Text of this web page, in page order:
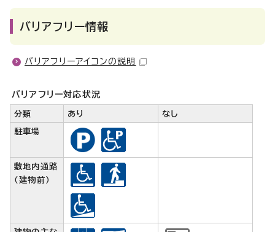
バリアフリー情報
バリアフリーアイコンの説明
バリアフリー対応状況
分類 あり なし
駐車場
敷地内通路
（建物前）